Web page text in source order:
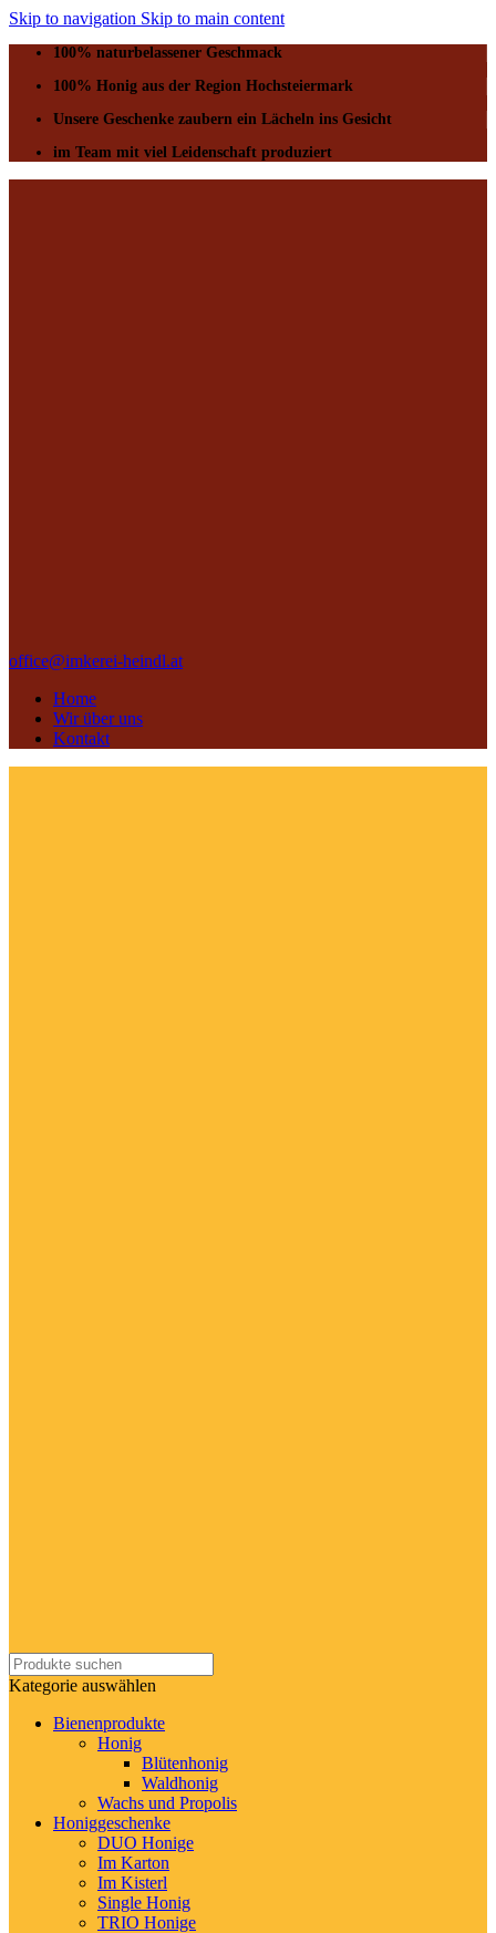
Skip to navigation Skip to main content
100% naturbelassener Geschmack
100% Honig aus der Region Hochsteiermark
Unsere Geschenke zaubern ein Lächeln ins Gesicht
im Team mit viel Leidenschaft produziert
office@imkerei-heindl.at
Home
Wir über uns
Kontakt
Kategorie auswählen
Bienenprodukte
Honig
Blütenhonig
Waldhonig
Wachs und Propolis
Honiggeschenke
DUO Honige
Im Karton
Im Kisterl
Single Honig
TRIO Honige